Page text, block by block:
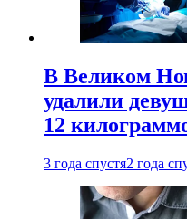
В Великом
удалили
12
3 года спустя2 года